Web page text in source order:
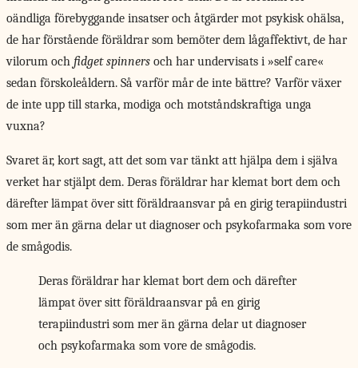
oändliga förebyggande insatser och åtgärder mot psykisk ohälsa,
de har förstående föräldrar som bemöter dem lågaffektivt, de har
vilorum och fidget spinners och har undervisats i »self care«
sedan förskoleåldern. Så varför mår de inte bättre? Varför växer
de inte upp till starka, modiga och motståndskraftiga unga
vuxna?
Svaret är, kort sagt, att det som var tänkt att hjälpa dem i själva
verket har stjälpt dem. Deras föräldrar har klemat bort dem och
därefter lämpat över sitt föräldraansvar på en girig terapiindustri
som mer än gärna delar ut diagnoser och psykofarmaka som vore
de smågodis.
Deras föräldrar har klemat bort dem och därefter
lämpat över sitt föräldraansvar på en girig
terapiindustri som mer än gärna delar ut diagnoser
och psykofarmaka som vore de smågodis.